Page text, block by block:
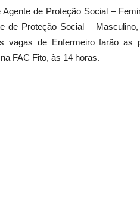
de Proteção Social –
de Proteção Social –
vagas de Enfermeiro farão
FAC Fito, às 14 horas.
VAGAS